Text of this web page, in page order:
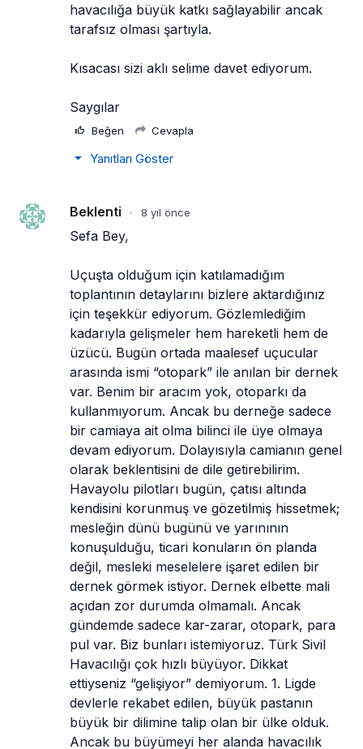
havacılığa büyük katkı sağlayabilir ancak
tarafsız olması şartıyla.
Kısacası sizi aklı selime davet ediyorum.
Saygılar
Beğen Cevapla
Yanıtları Göster
Beklenti • 8 yıl önce
Sefa Bey,
Uçuşta olduğum için katılamadığım
toplantının detaylarını bizlere aktardığınız
için teşekkür ediyorum. Gözlemlediğim
kadarıyla gelişmeler hem hareketli hem de
üzücü. Bugün ortada maalesef uçucular
arasında ismi “otopark” ile anılan bir dernek
var. Benim bir aracım yok, otoparkı da
kullanmıyorum. Ancak bu derneğe sadece
bir camiaya ait olma bilinci ile üye olmaya
devam ediyorum. Dolayısıyla camianın genel
olarak beklentisini de dile getirebilirim.
Havayolu pilotları bugün, çatısı altında
kendisini korunmuş ve gözetilmiş hissetmek;
mesleğin dünü bugünü ve yarınının
konuşulduğu, ticari konuların ön planda
değil, mesleki meselelere işaret edilen bir
dernek görmek istiyor. Dernek elbette mali
açıdan zor durumda olmamalı. Ancak
gündemde sadece kar-zarar, otopark, para
pul var. Biz bunları istemiyoruz. Türk Sivil
Havacılığı çok hızlı büyüyor. Dikkat
ettiyseniz “gelişiyor” demiyorum. 1. Ligde
devlerle rekabet edilen, büyük pastanın
büyük bir dilimine talip olan bir ülke olduk.
Ancak bu büyümeyi her alanda havacılık